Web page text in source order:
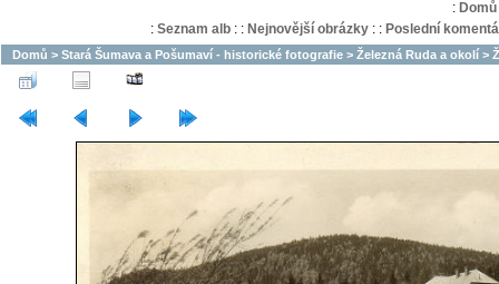
: Domů
: Seznam alb: : Nejnovější obrázky: : Poslední
Domů > Stará Šumava a Pošumaví - historické fotografie > Železná Ruda a okolí >